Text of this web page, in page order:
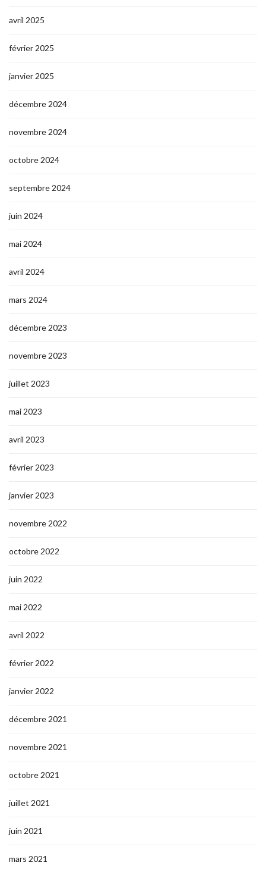
avril 2025
février 2025
janvier 2025
décembre 2024
novembre 2024
octobre 2024
septembre 2024
juin 2024
mai 2024
avril 2024
mars 2024
décembre 2023
novembre 2023
juillet 2023
mai 2023
avril 2023
février 2023
janvier 2023
novembre 2022
octobre 2022
juin 2022
mai 2022
avril 2022
février 2022
janvier 2022
décembre 2021
novembre 2021
octobre 2021
juillet 2021
juin 2021
mars 2021